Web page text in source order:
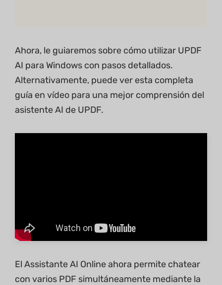
Ahora, le guiaremos sobre cómo utilizar UPDF
AI para Windows con pasos detallados.
Alternativamente, puede ver esta completa
guía en vídeo para una mejor comprensión del
asistente AI de UPDF.
El Assistante AI Online ahora permite chatear
con varios PDF simultáneamente mediante la